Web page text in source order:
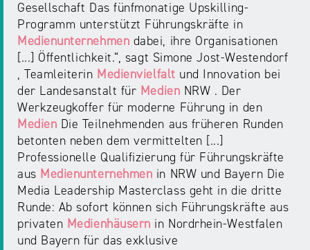
Gesellschaft Das fünfmonatige Upskilling-
Programm unterstützt Führungskräfte in
Medienunternehmen dabei, ihre Organisationen
[...] Öffentlichkeit.“, sagt Simone Jost-Westendorf
, Teamleiterin Medienvielfalt und Innovation bei
der Landesanstalt für Medien NRW . Der
Werkzeugkoffer für moderne Führung in den
Medien Die Teilnehmenden aus früheren Runden
betonten neben dem vermittelten [...]
Professionelle Qualifizierung für Führungskräfte
aus Medienunternehmen in NRW und Bayern Die
Media Leadership Masterclass geht in die dritte
Runde: Ab sofort können sich Führungskräfte aus
privaten Medienhäusern in Nordrhein-Westfalen
und Bayern für das exklusive